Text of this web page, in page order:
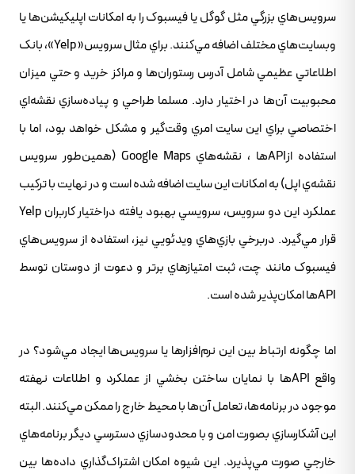
سرويس‌هاي بزرگي مثل گوگل يا فيسبوک را به امکانات اپليکيشن‌ها يا
وبسايت‌هاي مختلف اضافه مي‌کنند. براي مثال سرويس« Yelp»، بانک
اطلاعاتي عظيمي شامل آدرس رستوران‌ها و مراکز خريد و حتي ميزان
محبوبيت آن‌ها در اختيار دارد. مسلما طراحي و پياده‌سازي نقشه‌اي
اختصاصي براي اين سايت امري وقت‌گير و مشکل خواهد بود، اما با
استفاده ازAPIها ، نقشه‌هاي‌ Google Maps (همين‌طور سرويس
نقشه‌ي اپل) به امکانات اين سايت اضافه شده است و در نهايت با ترکيب
عملکرد اين دو سرويس، سرويسي بهبود يافته دراختيار کاربران Yelp
قرار مي‌گيرد. دربرخي بازي‌هاي ويدئويي نيز، استفاده از سرويس‌هاي
فيسبوک مانند چت، ثبت امتيازهاي برتر و دعوت از دوستان توسط
APIها امکان‌پذير شده است.
اما چگونه ارتباط بين اين نرم‌افزارها يا سرويس‌ها ايجاد مي‌شود؟ در
واقع APIها با نمايان ساختن بخشي از عملکرد و اطلاعات نهفته
موجود در برنامه‌ها، تعامل آن‌ها با محيط خارج را ممکن مي‌کنند. البته
اين آشکارسازي بصورت امن و با محدودسازي دسترسي ديگر برنامه‌هاي
خارجي صورت مي‌پذيرد. اين شيوه امکان اشتراک‌گذاري داده‌ها بين